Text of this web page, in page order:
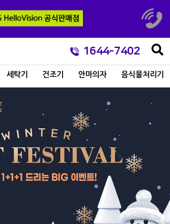
1644-7402
세탁기 건조기 안마의자 음식물처리기